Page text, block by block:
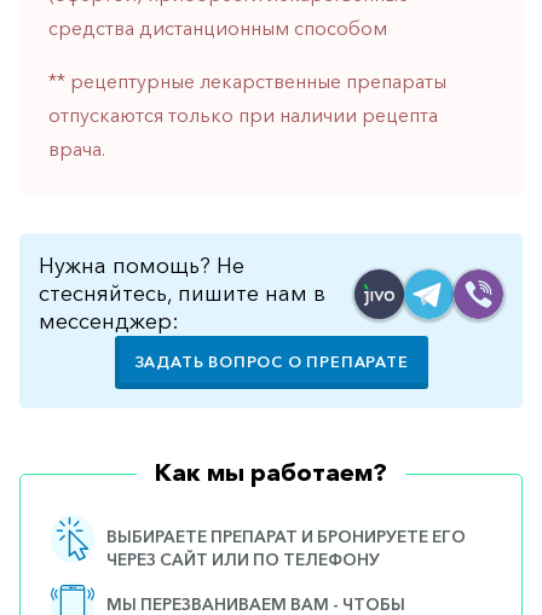
Ухо-
горло-
нос
Хирургия
Щитовидная
средства дистанционным способом
** рецептурные лекарственные препараты
отпускаются только при наличии рецепта
врача.
Нужна помощь? Не
стесняйтесь, пишите нам в
мессенджер:
ЗАДАТЬ ВОПРОС О ПРЕПАРАТЕ
Как мы работаем?
ВЫБИРАЕТЕ ПРЕПАРАТ И БРОНИРУЕТЕ ЕГО
ЧЕРЕЗ САЙТ ИЛИ ПО ТЕЛЕФОНУ
МЫ ПЕРЕЗВАНИВАЕМ ВАМ - ЧТОБЫ